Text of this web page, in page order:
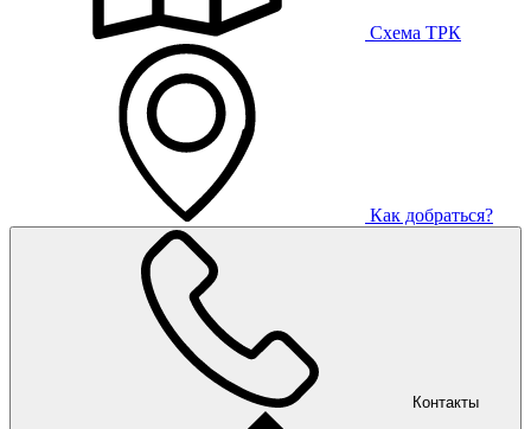
Схема ТРК
Как добраться?
Контакты